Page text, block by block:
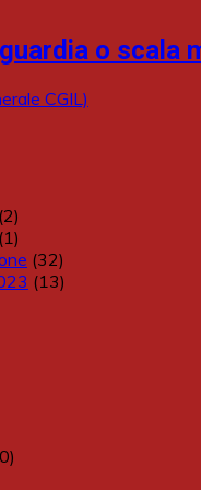
o scala
CGIL)
(2)
(1)
(32)
(13)